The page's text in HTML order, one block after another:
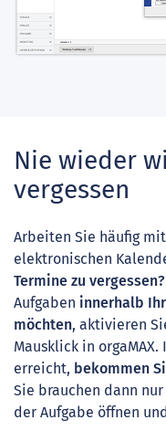
Nie wieder
vergessen
Arbeiten Sie häufig
elektronischen
Termine zu vergessen?
Aufgaben innerhalb
möchten, aktivieren
Mausklick in
erreicht, bekommen
Sie brauchen dann
der Aufgabe öffnen